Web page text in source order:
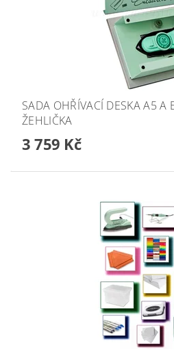
SADA OHŘÍVACÍ DESKA A5 A
ŽEHLIČKA
3 759 Kč